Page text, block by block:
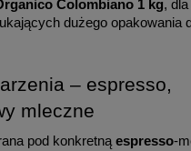
Colombiano 1 kg, dla
dużego opakowania
– espresso,
mleczne
pod konkretną espresso-